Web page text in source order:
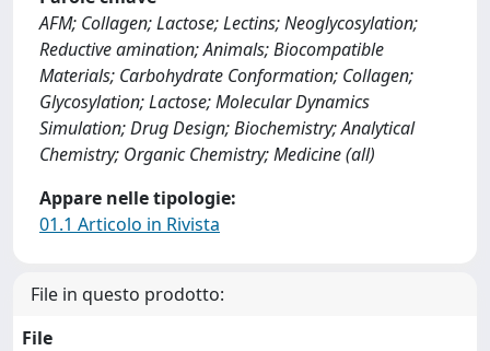
AFM; Collagen; Lactose; Lectins; Neoglycosylation;
Reductive amination; Animals; Biocompatible
Materials; Carbohydrate Conformation; Collagen;
Glycosylation; Lactose; Molecular Dynamics
Simulation; Drug Design; Biochemistry; Analytical
Chemistry; Organic Chemistry; Medicine (all)
Appare nelle tipologie:
01.1 Articolo in Rivista
File in questo prodotto:
File